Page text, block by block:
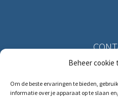
Beheer cookie
Om de beste ervaringen te bieden,
informatie over je apparaat op te slaan
1096 DS